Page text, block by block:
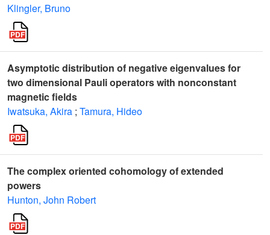
Klingler, Bruno
Asymptotic distribution of negative eigenvalues for
two dimensional Pauli operators with nonconstant
magnetic fields
Iwatsuka, Akira ; Tamura, Hideo
The complex oriented cohomology of extended
powers
Hunton, John Robert